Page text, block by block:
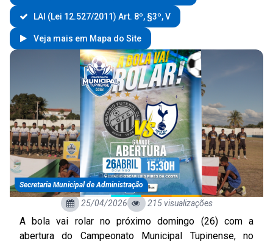
LAI (Lei 12.527/2011) Art. 8º, §3º, V
Veja mais em Mapa do Site
Secretaria Municipal de Administração
25/04/2026 215 visualizações
A bola vai rolar no próximo domingo (26) com a
abertura do Campeonato Municipal Tupinense, no